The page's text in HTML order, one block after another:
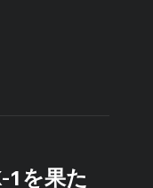
1を果た